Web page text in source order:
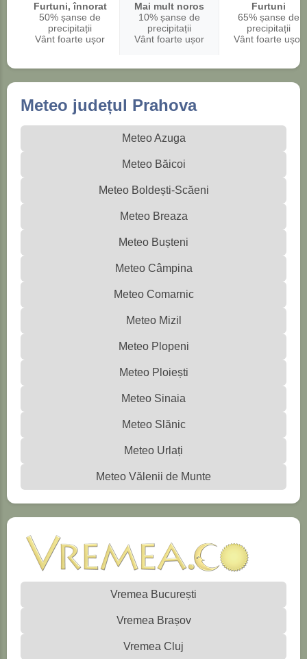
Furtuni, înnorat
50% șanse de
precipitații
Vânt foarte ușor
Mai mult noros
10% șanse de
precipitații
Vânt foarte ușor
Furtuni
65% șanse de
precipitații
Vânt foarte ușor
Meteo județul Prahova
Meteo Azuga
Meteo Băicoi
Meteo Boldești-Scăeni
Meteo Breaza
Meteo Bușteni
Meteo Câmpina
Meteo Comarnic
Meteo Mizil
Meteo Plopeni
Meteo Ploiești
Meteo Sinaia
Meteo Slănic
Meteo Urlați
Meteo Vălenii de Munte
Vremea București
Vremea Brașov
Vremea Cluj